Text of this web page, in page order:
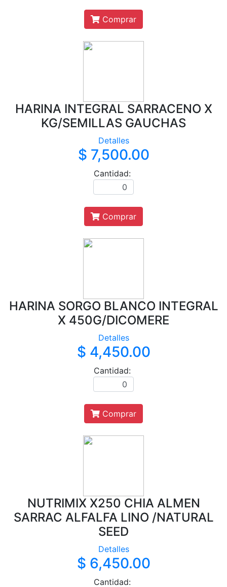
Comprar
HARINA INTEGRAL SARRACENO X
KG/SEMILLAS GAUCHAS
Detalles
$ 7,500.00
Cantidad:
Comprar
HARINA SORGO BLANCO INTEGRAL
X 450G/DICOMERE
Detalles
$ 4,450.00
Cantidad:
Comprar
NUTRIMIX X250 CHIA ALMEN
SARRAC ALFALFA LINO /NATURAL
SEED
Detalles
$ 6,450.00
Cantidad: